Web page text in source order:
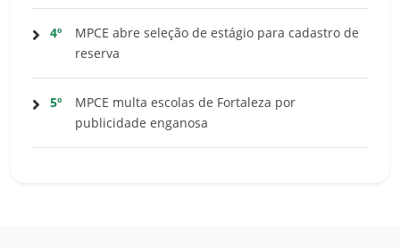
4º
MPCE abre seleção de estágio para cadastro de
reserva
5º
MPCE multa escolas de Fortaleza por
publicidade enganosa